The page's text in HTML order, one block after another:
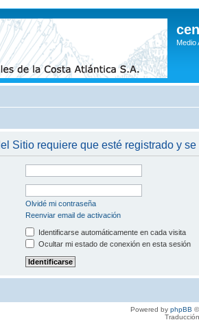
Medio
Sitio requiere que esté registrado y
Olvidé mi contraseña
Reenviar email de activación
Identificarse automáticamente en cada visita
Ocultar mi estado de conexión en esta sesión
Powered by phpBB